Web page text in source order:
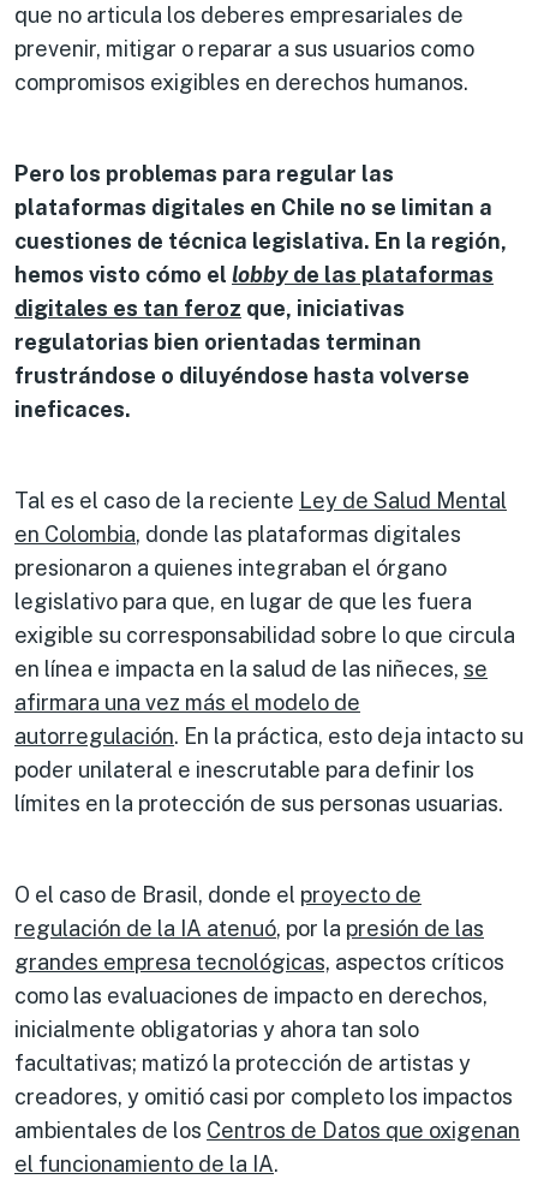
que no articula los deberes empresariales de
prevenir, mitigar o reparar a sus usuarios como
compromisos exigibles en derechos humanos.
Pero los problemas para regular las
plataformas digitales en Chile no se limitan a
cuestiones de técnica legislativa. En la región,
hemos visto cómo el lobby de las plataformas
digitales es tan feroz que, iniciativas
regulatorias bien orientadas terminan
frustrándose o diluyéndose hasta volverse
ineficaces.
Tal es el caso de la reciente Ley de Salud Mental
en Colombia, donde las plataformas digitales
presionaron a quienes integraban el órgano
legislativo para que, en lugar de que les fuera
exigible su corresponsabilidad sobre lo que circula
en línea e impacta en la salud de las niñeces, se
afirmara una vez más el modelo de
autorregulación. En la práctica, esto deja intacto su
poder unilateral e inescrutable para definir los
límites en la protección de sus personas usuarias.
O el caso de Brasil, donde el proyecto de
regulación de la IA atenuó, por la presión de las
grandes empresa tecnológicas, aspectos críticos
como las evaluaciones de impacto en derechos,
inicialmente obligatorias y ahora tan solo
facultativas; matizó la protección de artistas y
creadores, y omitió casi por completo los impactos
ambientales de los Centros de Datos que oxigenan
el funcionamiento de la IA.